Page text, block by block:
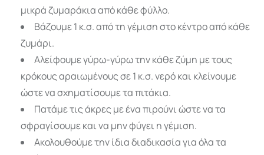
μικρά ζυμαράκια από κάθε φύλλο.
Βάζουμε 1 κ.σ. από τη γέμιση στο κέντρο από κάθε
ζυμάρι.
Αλείφουμε γύρω-γύρω την κάθε ζύμη με τους
κρόκους αραιωμένους σε 1 κ.σ. νερό και κλείνουμε
ώστε να σχηματίσουμε τα πιτάκια.
Πατάμε τις άκρες με ένα πιρούνι ώστε να τα
σφραγίσουμε και να μην φύγει η γέμιση.
Ακολουθούμε την ίδια διαδικασία για όλα τα